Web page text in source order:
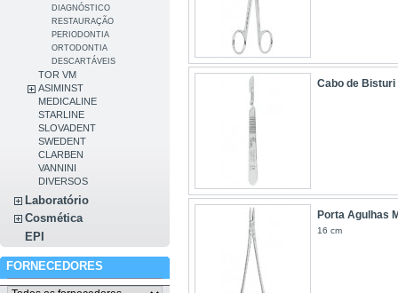
DIAGNÓSTICO
RESTAURAÇÃO
PERIODONTIA
ORTODONTIA
DESCARTÁVEIS
TOR VM
ASIMINST
MEDICALINE
STARLINE
SLOVADENT
SWEDENT
CLARBEN
VANNINI
DIVERSOS
Laboratório
Cosmética
EPI
FORNECEDORES
Cabo de Bisturi
Porta Agulhas
16 cm